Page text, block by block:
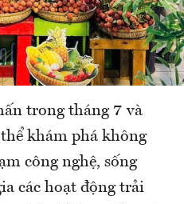
trong tháng 7 và
khám phá không
công nghệ, sống
các hoạt động trải